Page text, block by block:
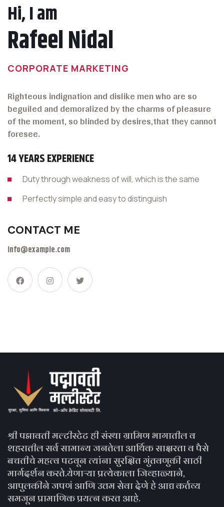
Hi, I am
Rafeel Nidal
CORPORATE MARKETING
Righteous indignation and dislike men who are so
beguiled and demoralized by the charms of pleasure
of the moment, so blinded by desires,that they cannot
foresee.
14 YEARS EXPERIENCE
Duty through weakness of will, which is the same
Perfectly simple and easy to distinguish
CONTACT ME
info@example.com
श्री पद्मावती मल्टीस्टेट ही संस्था ग्रामिण भागातील व
शहरातील सर्व सामान्य जनतेला आर्थिक साक्षरता व पैसे
बचतीचे महत्व पटवून त्यांना सुरक्षित गुंतवणुकी साठी
मार्गदर्शन करते.येणाऱ्या प्रत्येकाला जिव्हाळ्याने,
आपुलकीने जपणं आणि उत्तम सेवा देणे हे आद्य कर्तव्य
समजून प्रामाणिक प्रयत्न करत आहे.